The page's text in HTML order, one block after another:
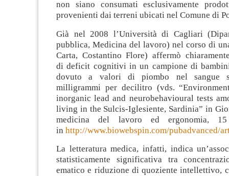
non siano consumati esclusivamente
provenienti dai terreni ubicati nel Comune di
Già nel 2008 l’Università di Cagliari
pubblica, Medicina del lavoro) nel corso di
Carta, Costantino Flore) affermò
di deficit cognitivi in un campione di
dovuto a valori di piombo nel sangue
milligrammi per decilitro (vds.
inorganic lead and neurobehavioural tests
living in the Sulcis-Iglesiente, Sardinia” in
medicina del lavoro ed ergonomia,
in http://www.biowebspin.com/pubadvanced/
La letteratura medica, infatti, indica
statisticamente significativa tra
ematico e riduzione di quoziente intellettivo,